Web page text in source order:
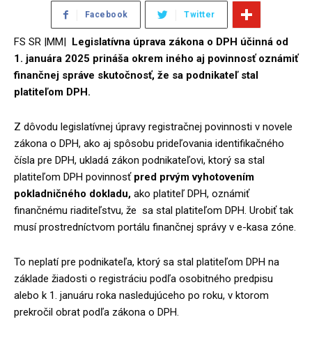
Facebook Twitter
FS SR |MM| Legislatívna úprava zákona o DPH účinná od
1. januára 2025 prináša okrem iného aj povinnosť oznámiť
finančnej správe skutočnosť, že sa podnikateľ stal
platiteľom DPH.
Z dôvodu legislatívnej úpravy registračnej povinnosti v novele
zákona o DPH, ako aj spôsobu prideľovania identifikačného
čísla pre DPH, ukladá zákon podnikateľovi, ktorý sa stal
platiteľom DPH povinnosť pred prvým vyhotovením
pokladničného dokladu, ako platiteľ DPH, oznámiť
finančnému riaditeľstvu, že sa stal platiteľom DPH. Urobiť tak
musí prostredníctvom portálu finančnej správy v e-kasa zóne.
To neplatí pre podnikateľa, ktorý sa stal platiteľom DPH na
základe žiadosti o registráciu podľa osobitného predpisu
alebo k 1. januáru roka nasledujúceho po roku, v ktorom
prekročil obrat podľa zákona o DPH.